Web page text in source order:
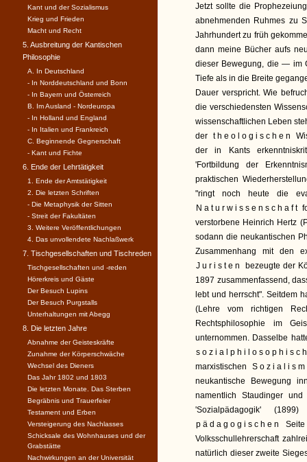
Jetzt sollte die
abnehmenden Ruhmes zu
Jahrhundert zu früh
dann meine Bücher aufs
dieser Bewegung, die — im
Tiefe als in die Breite
Dauer verspricht. Wie
die verschiedensten
wissenschaftlichen Leben
der theologischen
der in Kants
'Fortbildung der
praktischen
"ringt noch heute die
Naturwissenschaft
verstorbene Heinrich Hertz
sodann die neukantischen
Zusammenhang mit den
Juristen
bezeugte der
1897 zusammenfassend,
lebt und herrscht". Seitdem
(Lehre vom richtigen
Rechtsphilosophie im
unternommen. Dasselbe
marxistischen
neukantische Bewegung
namentlich Staudinger
'Sozialpädagogik'
pädagogischen
Volksschullehrerschaft
natürlich dieser zweite
Kant und der Sozialismus
Krieg und Frieden
Macht und Recht
5. Ausbreitung der Kantischen
Philosophie
A. In Deutschland
- In Norddeutschland und Bonn
- In Bayern und Österreich
B. Im Ausland - Nordeuropa
- In Holland und England
- In Italien und Frankreich
C. Beginnende Gegnerschaft
- Kant und Fichte
6. Ende der Lehrtätigkeit
1. Ende der Amtstätigkeit
2. Die letzten Schriften
- Die Metaphysik der Sitten
- Streit der Fakultäten
3. Weitere Veröffentlichungen
4. Das unvollendete Nachlaßwerk
7. Tischgesellschaften und Tischreden
Tischgesellschaften und -reden
Hörerkreis und Gäste
Der Besuch Lupins
Der Besuch Purgstalls
Unterhaltungen mit Abegg
8. Die letzten Jahre
Abnahme der Geisteskräfte
Zunahme der Körperschwäche
Wechsel des Dieners
Das Jahr 1802 und 1803
Die letzten Monate. Das Sterben
Begräbnis und Trauerfeier
Testament und Erben
Versteigerung des Nachlasses
Schicksale des Wohnhauses und der
Grabstätte
Nachwirkungen an der Universität